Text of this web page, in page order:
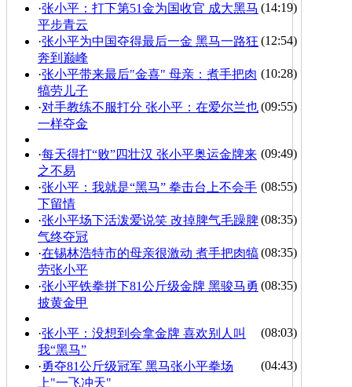
(14:19)
·张小平：打下第51金为国收官 成大黑马
平步青云
(12:54)
·张小平为中国夺得最后一金 黑马一路狂
奔到巅峰
(10:28)
·张小平带来最后"金喜" 母亲：煮手把肉
犒劳儿子
(09:55)
·对手教练不服打分 张小平：在爱尔兰也
一样夺金
(09:49)
·每天得打“败”四壮汉 张小平奥运金牌来
之不易
(08:55)
·张小平：我就是“黑马” 拳击台上不会手
下留情
(08:35)
·张小平场下活泼爱说笑 改掉脾气毛躁脾
气终夺冠
(08:35)
·在锡林浩特市的母亲很激动 煮手把肉犒
劳张小平
(08:35)
·张小平铁拳拼下81公斤级金牌 黑骏马勇
披黄金甲
(08:03)
·张小平：没想到会拿金牌 喜欢别人叫
我“黑马”
(04:43)
·勇夺81公斤级冠军 黑马张小平拳场
上"一飞冲天"